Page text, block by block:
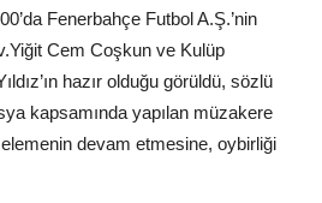
Fenerbahçe Futbol A.Ş.’nin
Cem Coşkun ve Kulüp
hazır olduğu görüldü, sözlü
kapsamında yapılan müzakere
devam etmesine, oybirliği